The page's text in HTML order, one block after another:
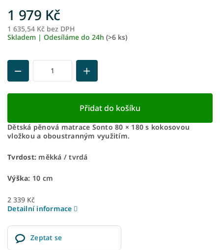
1 979 Kč
1 635,54 Kč bez DPH
Skladem | Odesíláme do 24h (>6 ks)
Přidat do košíku
Dětská pěnová matrace Sonto 80 × 180 s kokosovou
vložkou a oboustranným využitím.
Tvrdost: měkká / tvrdá
Výška: 10 cm
2 339 Kč
Detailní informace
Zeptat se